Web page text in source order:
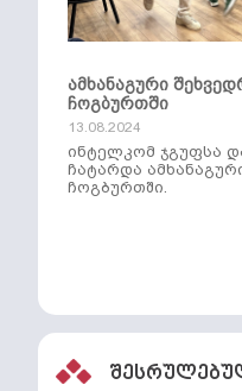
ამხანაგური
ჩოგბურთში
13.08.2024
ინტელკომ ჯგუფსა
ჩატარდა
ჩოგბურთში.